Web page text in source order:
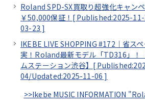
Roland SPD-SX買取り超強化キャン
￥50,000保証！[ Published:2025-
03-23 ]
IKEBE LIVE SHOPPING #172｜省ス
実！Roland最新モデル「TD316」！
ムステーション渋谷】[
04/Updated:2025-11-06 ]
>>Ikebe MUSIC INFORMATION